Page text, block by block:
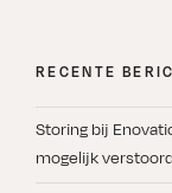
RECENTE
Storing bij
mogelijk verstoord